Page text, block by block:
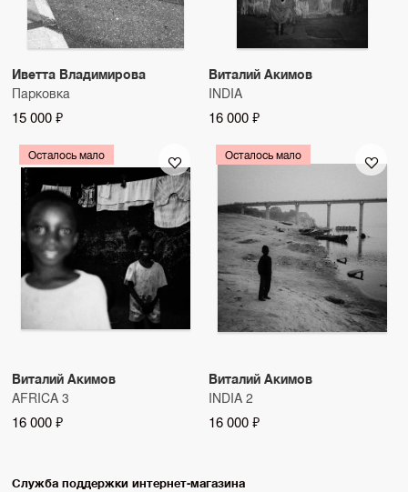
Иветта Владимирова
Парковка
15 000 ₽
Виталий Акимов
INDIA
16 000 ₽
Осталось мало
Виталий Акимов
AFRICA 3
16 000 ₽
Осталось мало
Виталий Акимов
INDIA 2
16 000 ₽
Служба поддержки интернет-магазина